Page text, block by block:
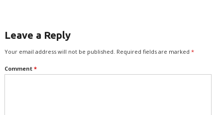
Leave a Reply
Your email address will not be published. Required fields are marked *
Comment *